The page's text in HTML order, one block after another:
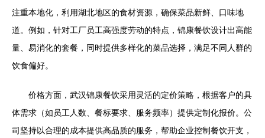
注重本地化，利用湖北地区的食材资源，确保菜品新鲜、口味地
道。例如，针对工厂员工高强度劳动的特点，锦康餐饮设计出高能
量、易消化的套餐，同时提供多样化的菜品选择，满足不同人群的
饮食偏好。
价格方面，武汉锦康餐饮采用灵活的定价策略，根据客户的具
体需求（如员工人数、餐标要求、服务频率）提供定制化报价。公
司坚持以合理的成本提供高品质的服务，帮助企业控制餐饮开支，